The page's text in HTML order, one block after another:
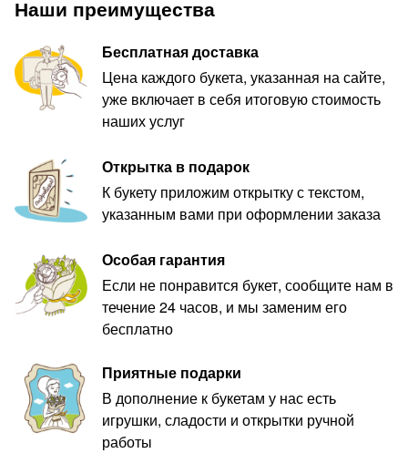
Наши преимущества
Бесплатная доставка
Цена каждого букета, указанная на сайте,
уже включает в себя итоговую стоимость
наших услуг
Открытка в подарок
К букету приложим открытку с текстом,
указанным вами при оформлении заказа
Особая гарантия
Если не понравится букет, сообщите нам в
течение 24 часов, и мы заменим его
бесплатно
Приятные подарки
В дополнение к букетам у нас есть
игрушки, сладости и открытки ручной
работы